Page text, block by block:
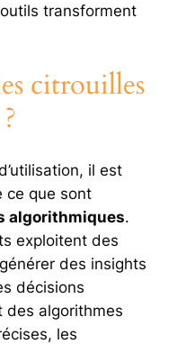
transforment
citrouilles
il est
ce que sont
algorithmiques.
exploitent des
des insights
décisions
des algorithmes
les